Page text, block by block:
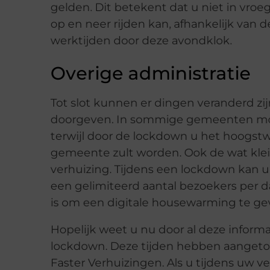
gelden. Dit betekent dat u niet in
op en neer rijden kan, afhankelijk van
werktijden door deze avondklok.
Overige administratie
Tot slot kunnen er dingen veranderd
doorgeven. In sommige gemeenten
terwijl door de lockdown u het
gemeente zult worden. Ook de wat
verhuizing. Tijdens een lockdown kan
een gelimiteerd aantal bezoekers per
is om een digitale housewarming te
Hopelijk weet u nu door al deze
lockdown. Deze tijden hebben
Faster Verhuizingen. Als u tijdens uw